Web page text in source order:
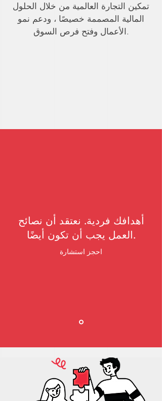
تمكين التجارة العالمية من خلال الحلول
المالية المصممة خصيصًا ، ودعم نمو
الأعمال وفتح فرص السوق.
أهدافك فردية. نعتقد أن نصائح
العمل يجب أن تكون أيضًا.
احجز استشارة